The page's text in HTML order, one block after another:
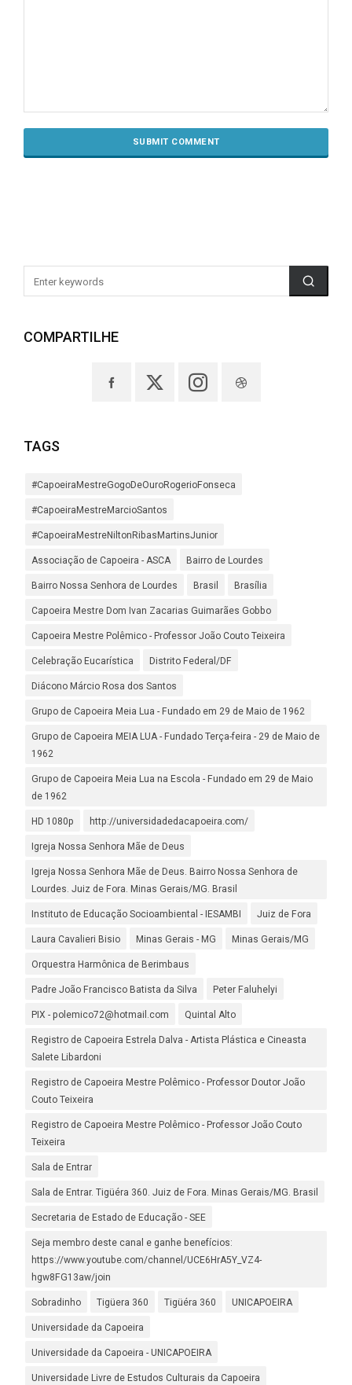
COMPARTILHE
TAGS
#CapoeiraMestreGogoDeOuroRogerioFonseca
#CapoeiraMestreMarcioSantos
#CapoeiraMestreNiltonRibasMartinsJunior
Associação de Capoeira - ASCA Bairro de Lourdes
Bairro Nossa Senhora de Lourdes Brasil Brasília
Capoeira Mestre Dom Ivan Zacarias Guimarães Gobbo
Capoeira Mestre Polêmico - Professor João Couto Teixeira
Celebração Eucarística Distrito Federal/DF
Diácono Márcio Rosa dos Santos
Grupo de Capoeira Meia Lua - Fundado em 29 de Maio de 1962
Grupo de Capoeira MEIA LUA - Fundado Terça-feira - 29 de Maio de
1962
Grupo de Capoeira Meia Lua na Escola - Fundado em 29 de Maio
de 1962
HD 1080p http://universidadedacapoeira.com/
Igreja Nossa Senhora Mãe de Deus
Igreja Nossa Senhora Mãe de Deus. Bairro Nossa Senhora de
Lourdes. Juiz de Fora. Minas Gerais/MG. Brasil
Instituto de Educação Socioambiental - IESAMBI Juiz de Fora
Laura Cavalieri Bisio Minas Gerais - MG Minas Gerais/MG
Orquestra Harmônica de Berimbaus
Padre João Francisco Batista da Silva Peter Faluhelyi
PIX - polemico72@hotmail.com Quintal Alto
Registro de Capoeira Estrela Dalva - Artista Plástica e Cineasta
Salete Libardoni
Registro de Capoeira Mestre Polêmico - Professor Doutor João
Couto Teixeira
Registro de Capoeira Mestre Polêmico - Professor João Couto
Teixeira
Sala de Entrar
Sala de Entrar. Tigüéra 360. Juiz de Fora. Minas Gerais/MG. Brasil
Secretaria de Estado de Educação - SEE
Seja membro deste canal e ganhe benefícios:
https://www.youtube.com/channel/UCE6HrA5Y_VZ4-
hgw8FG13aw/join
Sobradinho Tigüera 360 Tigüéra 360 UNICAPOEIRA
Universidade da Capoeira
Universidade da Capoeira - UNICAPOEIRA
Universidade Livre de Estudos Culturais da Capoeira